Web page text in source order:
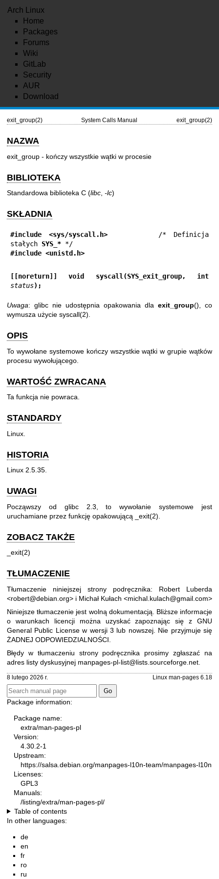
Arch Linux
Home
Packages
Forums
Wiki
GitLab
Security
AUR
Download
exit_group(2) System Calls Manual exit_group(2)
NAZWA
exit_group - kończy wszystkie wątki w procesie
BIBLIOTEKA
Standardowa biblioteka C (libc -lc)
SKŁADNIA
#include <sys/syscall.h>
       /* Definicja
stałych SYS_*
#include <unistd.h>
status);
Uwaga: glibc nie udostępnia opakowania dla exit_group(), co
wymusza użycie syscall(2)
OPIS
To wywołane systemowe kończy wszystkie wątki w grupie wątków
procesu wywołującego.
WARTOŚĆ ZWRACANA
Ta funkcja nie powraca.
STANDARDY
Linux.
HISTORIA
Linux 2.5.35.
UWAGI
Począwszy od glibc 2.3, to wywołanie systemowe jest
uruchamiane przez funkcję opakowującą
_exit(2)
ZOBACZ TAKŻE
_exit(2)
TŁUMACZENIE
Tłumaczenie niniejszej strony podręcznika: Robert Luberda
<robert@debian.org> i Michał Kułach <michal.kulach@gmail.com>
Niniejsze tłumaczenie jest wolną dokumentacją. Bliższe informacje
o warunkach licencji można uzyskać zapoznając się z GNU
General Public License w wersji 3 lub nowszej. Nie przyjmuje się
ŻADNEJ ODPOWIEDZIALNOŚCI.
Błędy w tłumaczeniu strony podręcznika prosimy zgłaszać na
adres listy dyskusyjnej manpages-pl-list@lists.sourceforge.net.
8 lutego 2026 r. Linux man-pages 6.18
Package information:
Package name:
extra/man-pages-pl
Version:
4.30.2-1
Upstream:
https://salsa.debian.org/manpages-l10n-team/manpages-l10n
Licenses:
GPL3
Manuals:
/listing/extra/man-pages-pl/
Table of contents
In other languages:
de
en
fr
ro
ru